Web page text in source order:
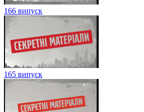
166 випуск
165 випуск